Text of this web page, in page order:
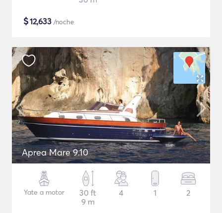
$12,633 /noche
Aprea Mare 9.10
Yate a motor
30 ft
9 m
4 1 2